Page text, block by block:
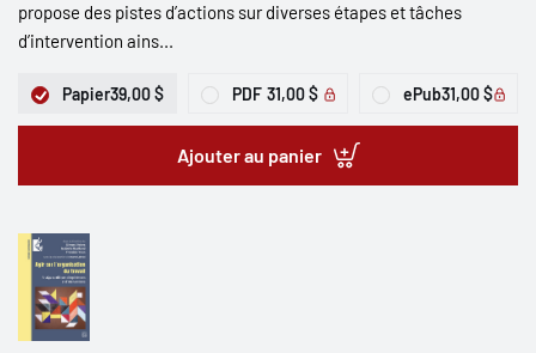
propose des pistes d’actions sur diverses étapes et tâches
d’intervention ains...
Papier39,00 $ PDF 31,00 $ ePub31,00 $
Ajouter au panier